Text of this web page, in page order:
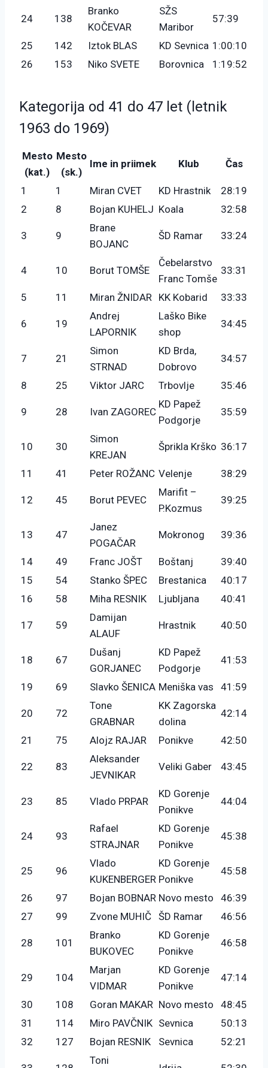
24 138
Branko
KOČEVAR
SŽS
Maribor
57:39
25 142 Iztok BLAS KD Sevnica 1:00:10
26
153 Niko SVETE Borovnica 1:19:52
Kategorija od 41 do 47 let (letnik
1963 do 1969)
Mesto
(kat.)
Mesto
(sk.)
Ime in priimek Klub Čas
1 1 Miran CVET KD Hrastnik
28:19
2
8 Bojan KUHELJ Koala 32:58
3 9
Brane
BOJANC
ŠD Ramar 33:24
4 10 Borut TOMŠE
Čebelarstvo
Franc Tomše
33:31
5 11 Miran ŽNIDAR KK Kobarid 33:33
6 19
Andrej
LAPORNIK
Laško Bike
shop
34:45
7 21
Simon
STRNAD
KD Brda,
Dobrovo
34:57
8 25 Viktor JARC Trbovlje 35:46
9 28 Ivan ZAGOREC
KD Papež
Podgorje
35:59
10 30
Simon
KREJAN
Šprikla Krško 36:17
11 41 Peter ROŽANC Velenje 38:29
12 45 Borut PEVEC
Marifit –
P.Kozmus
39:25
13 47
Janez
POGAČAR
Mokronog 39:36
14 49 Franc JOŠT Boštanj
39:40
15
54 Stanko ŠPEC Brestanica
40:17
16
58 Miha RESNIK Ljubljana 40:41
17 59
Damijan
ALAUF
Hrastnik 40:50
18 67
Dušanj
GORJANEC
KD Papež
Podgorje
41:53
19 69 Slavko ŠENICA Meniška vas 41:59
20 72
Tone
GRABNAR
KK Zagorska
dolina
42:14
21 75 Alojz RAJAR Ponikve 42:50
22 83
Aleksander
JEVNIKAR
Veliki Gaber 43:45
23 85 Vlado PRPAR
KD Gorenje
Ponikve
44:04
24 93
Rafael
STRAJNAR
KD Gorenje
Ponikve
45:38
25 96
Vlado
KUKENBERGER
KD Gorenje
Ponikve
45:58
26 97 Bojan BOBNAR Novo mesto
46:39
27
99 Zvone MUHIČ ŠD Ramar 46:56
28 101
Branko
BUKOVEC
KD Gorenje
Ponikve
46:58
29 104
Marjan
VIDMAR
KD Gorenje
Ponikve
47:14
30 108 Goran MAKAR Novo mesto
48:45
31
114 Miro PAVČNIK Sevnica
50:13
32
127 Bojan RESNIK Sevnica 52:21
Toni